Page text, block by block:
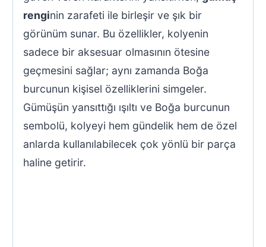
renginin zarafeti ile birleşir ve şık bir
görünüm sunar. Bu özellikler, kolyenin
sadece bir aksesuar olmasının ötesine
geçmesini sağlar; aynı zamanda Boğa
burcunun kişisel özelliklerini simgeler.
Gümüşün yansıttığı ışıltı ve Boğa burcunun
sembolü, kolyeyi hem gündelik hem de özel
anlarda kullanılabilecek çok yönlü bir parça
haline getirir.